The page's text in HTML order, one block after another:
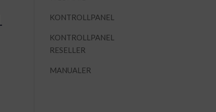
KONTROLLPANEL
KONTROLLPANEL
RESELLER
MANUALER